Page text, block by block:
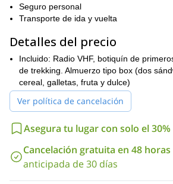
aguas profundamente azules
áreas conrica flora (pasto, plantas
Entonces, si quieres descubrir un lugar
Mendoza, por favor contacta conmigo.
este trek de día completo en Vallecitos
Y si prefieres quedarte dos días, ¡revisa
https://www.explore-share.com/trip/2-
cordon-del-plata-near-mendoza/}
Seguro personal
Transporte de ida y vuelta
Detalles del precio
Incluido: Radio VHF, botiquín de
de trekking. Almuerzo tipo box (dos
cereal, galletas, fruta y dulce)
Ver política de cancelación
Asegura tu lugar con solo el 30%
Cancelación gratuita en 48 horas
anticipada de 30 días